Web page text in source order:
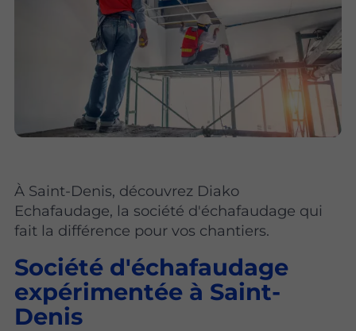
À Saint-Denis, découvrez Diako
Echafaudage, la société d'échafaudage qui
fait la différence pour vos chantiers.
Société d'échafaudage
expérimentée à Saint-
Denis